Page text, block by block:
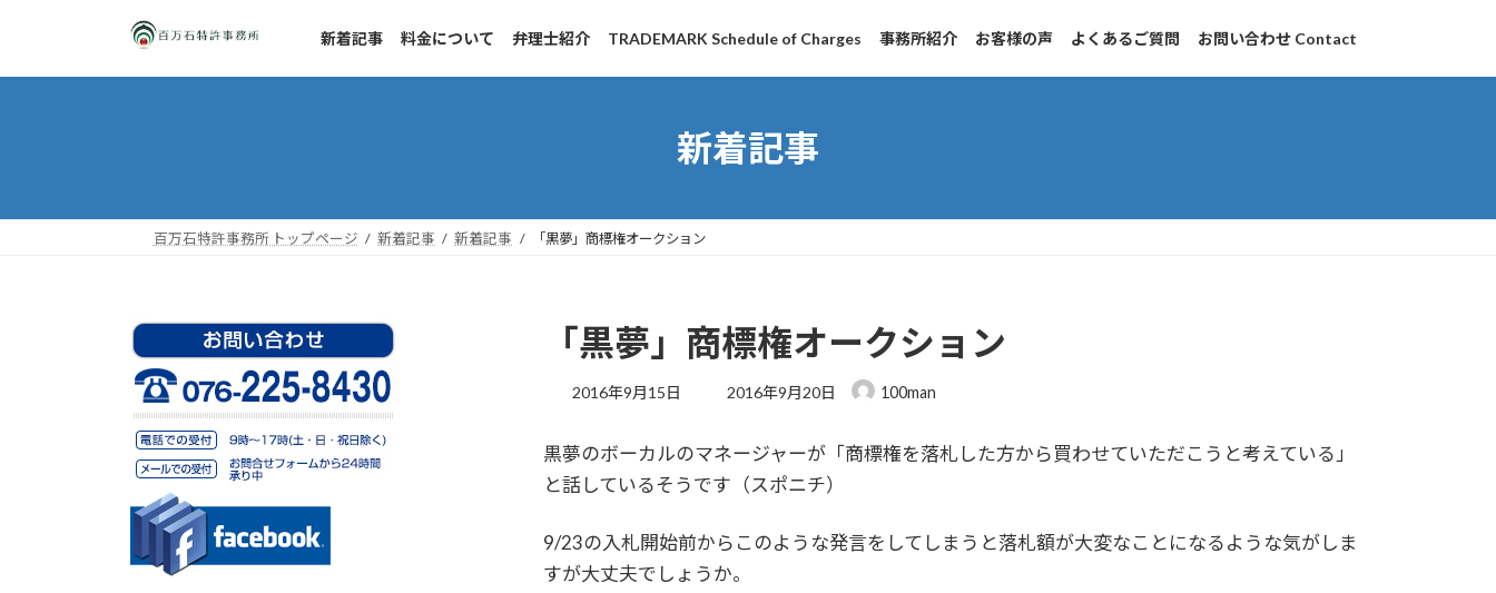
ッ
移
新着記事 料金について 弁理士紹介 TRADEMARK Schedule of Charges 事務所紹介 お客様の声 よくあるご質問 お問い合わせ Contact
新着記事
百万石特許事務所 トップページ 新着記事 新着記事 「黒夢」商標権オークション
「黒夢」商標権オークション
2016年9月15日
最
新
日
2016年9月20日 100man
黒夢のボーカルのマネージャーが「商標権を落札した方から買わせていただこうと考えている」
と話しているそうです（スポニチ）
9/23の入札開始前からこのような発言をしてしまうと落札額が大変なことになるような気がしま
すが大丈夫でしょうか。